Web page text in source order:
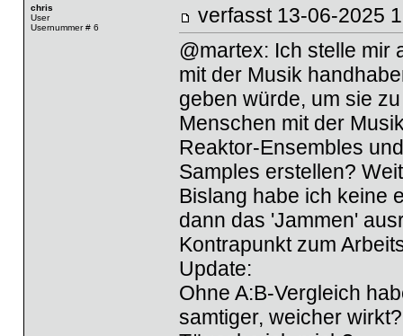
chris
User
Usernummer # 6
verfasst 13-06-
@martex: Ich stelle mir
mit der Musik
geben würde, um sie
Menschen mit der
Reaktor-Ensembles
Samples erstellen?
Bislang habe ich keine
dann das 'Jammen'
Kontrapunkt zum
Update:
Ohne A:B-Vergleich
samtiger, weicher wirkt?